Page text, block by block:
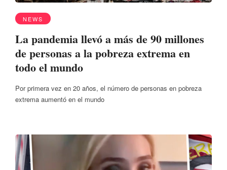
NEWS
La pandemia llevó a más de 90 millones
de personas a la pobreza extrema en
todo el mundo
Por primera vez en 20 años, el número de personas en pobreza
extrema aumentó en el mundo